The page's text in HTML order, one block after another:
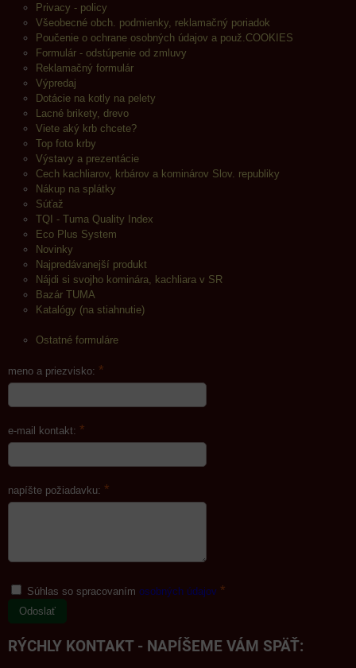
Privacy - policy
Všeobecné obch. podmienky, reklamačný poriadok
Poučenie o ochrane osobných údajov a použ.COOKIES
Formulár - odstúpenie od zmluvy
Reklamačný formulár
Výpredaj
Dotácie na kotly na pelety
Lacné brikety, drevo
Viete aký krb chcete?
Top foto krby
Výstavy a prezentácie
Cech kachliarov, krbárov a kominárov Slov. republiky
Nákup na splátky
Súťaž
TQI - Tuma Quality Index
Eco Plus System
Novinky
Najpredávanejší produkt
Nájdi si svojho kominára, kachliara v SR
Bazár TUMA
Katalógy (na stiahnutie)
Ostatné formuláre
meno a priezvisko: *
e-mail kontakt: *
napíšte požiadavku: *
Súhlas so spracovaním osobných údajov *
Odoslať
RÝCHLY KONTAKT - NAPÍŠEME VÁM SPÄŤ: